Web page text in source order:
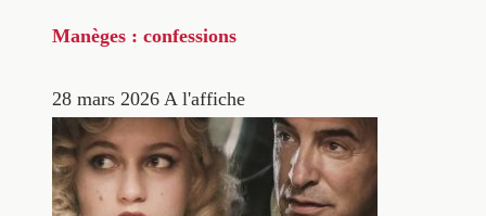
Manèges : confessions
28 mars 2026 A l'affiche